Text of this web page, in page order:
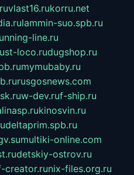
vlast16.rukorru.net
lammin-suo.spb.ru
line.ru
loco.rudugshop.ru
mymubaby.ru
rusgosnews.com
w-dev.ruf-ship.ru
kinosvin.ru
deltaprim.spb.ru
multiki-online.com
detskiy-ostrov.ru
creator.runix-files.org.ru